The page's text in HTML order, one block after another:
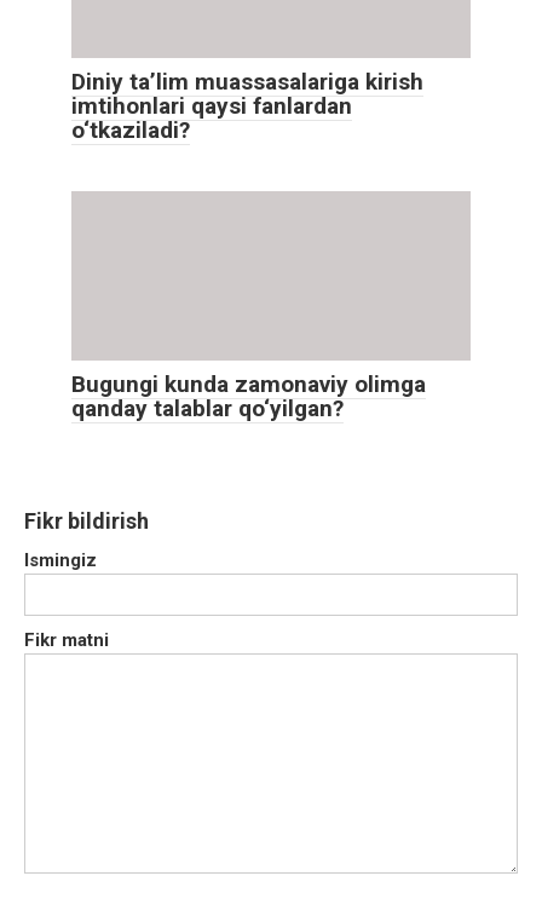
Diniy ta’lim muassasalariga kirish
imtihonlari qaysi fanlardan
o‘tkaziladi?
Bugungi kunda zamonaviy olimga
qanday talablar qo‘yilgan?
Fikr bildirish
Ismingiz
Fikr matni